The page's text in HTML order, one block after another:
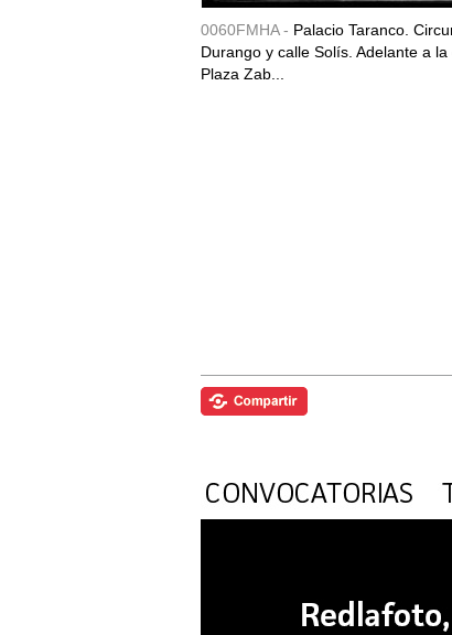
0060FMHA - Palacio Taranco.
Durango y calle Solís. Adelante a
Plaza Zab...